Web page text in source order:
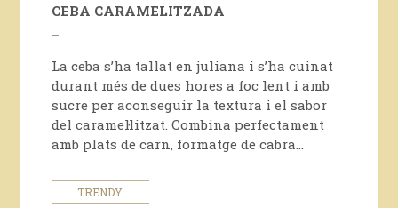
CEBA CARAMELITZADA
La ceba s’ha tallat en juliana i s’ha cuinat
durant més de dues hores a foc lent i amb
sucre per aconseguir la textura i el sabor
del caramel·litzat. Combina perfectament
amb plats de carn, formatge de cabra…
TRENDY